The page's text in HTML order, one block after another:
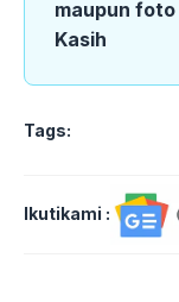
maupun foto
Kasih
Tags:
Ikutikami :